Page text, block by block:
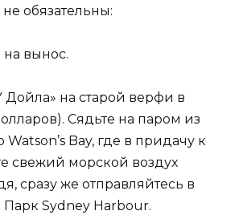
обязательны:
вынос.
Дойла» на старой верфи в
Сядьте на паром из
Bay, где в придачу к
свежий морской воздух
сразу же отправляйтесь в
Sydney Harbour.